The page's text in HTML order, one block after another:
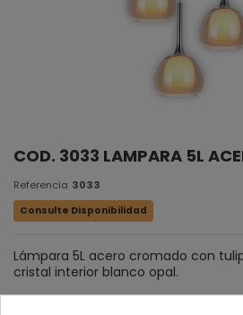
COD. 3033 LAMPARA 5L
Referencia 3033
Consulte Disponibilidad
Lámpara 5L acero cromado con
cristal interior blanco opal.